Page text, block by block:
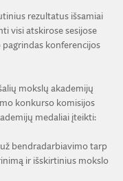
rezultatus išsamiai
visi atskirose sesijose
pagrindas konferencijos
mokslų akademijų
konkurso komisijos
medaliai įteikti:
bendradarbiavimo tarp
ir išskirtinius mokslo